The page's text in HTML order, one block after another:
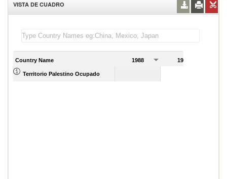
VISTA DE CUADRO
Country Name 1988 1989
Territorio Palestino Ocupado